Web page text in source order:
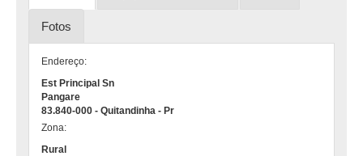
Fotos
Endereço:
Est Principal Sn
Pangare
83.840-000 - Quitandinha - Pr
Zona:
Rural